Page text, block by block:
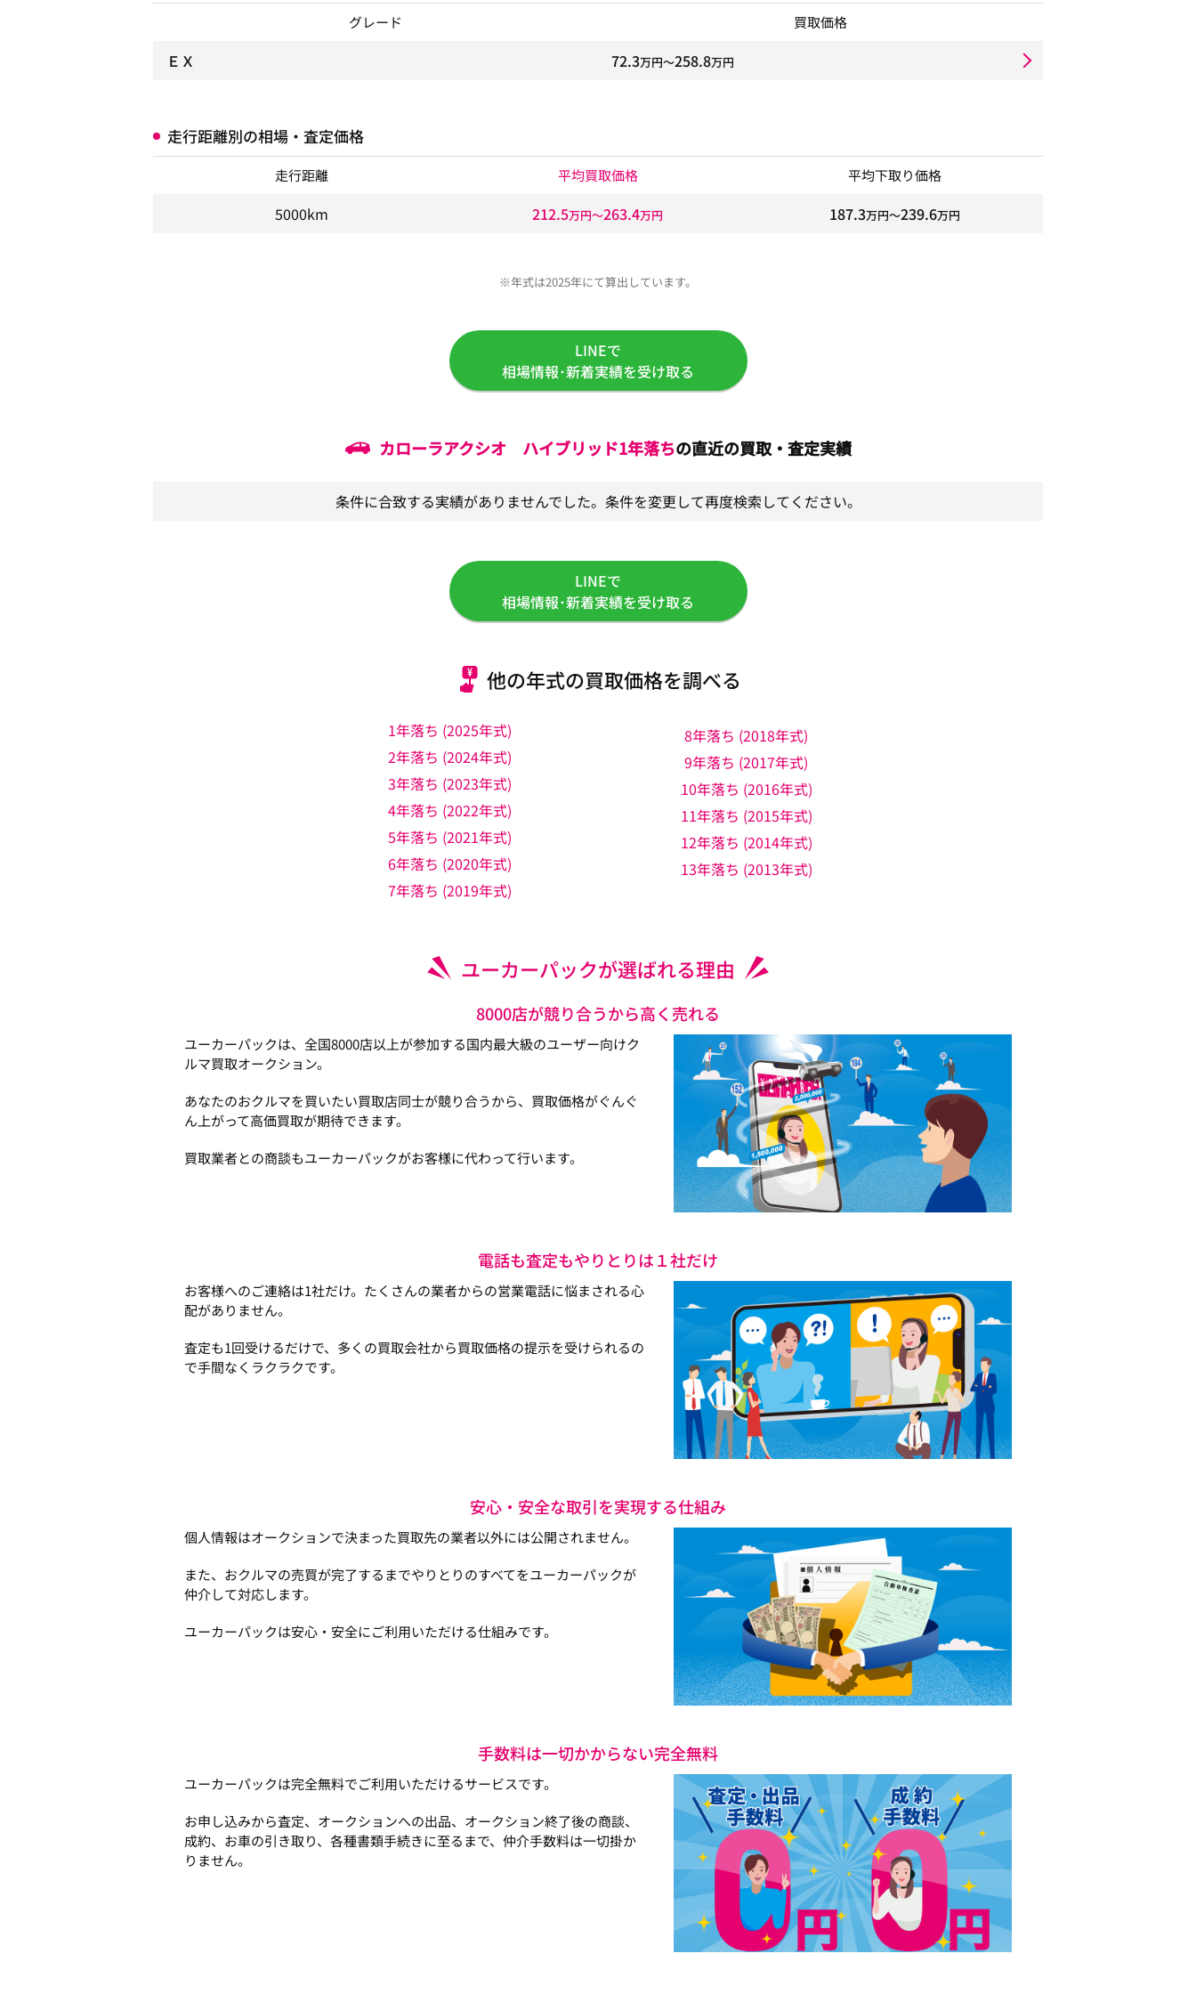
グレード 買取価格
ＥＸ 72.3万円〜258.8万円
走行距離別の相場・査定価格
走行距離 平均買取価格 平均下取り価格
5000km 212.5万円〜263.4万円 187.3万円〜239.6万円
※年式は2025年にて算出しています。
LINEで
相場情報･新着実績を受け取る
カローラアクシオ ハイブリッド1年落ちの直近の買取・査定実績
条件に合致する実績がありませんでした。条件を変更して再度検索してください。
LINEで
相場情報･新着実績を受け取る
他の年式の買取価格を調べる
1年落ち (2025年式)
2年落ち (2024年式)
3年落ち (2023年式)
4年落ち (2022年式)
5年落ち (2021年式)
6年落ち (2020年式)
7年落ち (2019年式)
8年落ち (2018年式)
9年落ち (2017年式)
10年落ち (2016年式)
11年落ち (2015年式)
12年落ち (2014年式)
13年落ち (2013年式)
ユーカーパックが選ばれる理由
8000店が競り合うから高く売れる
ユーカーパックは、全国8000店以上が参加する国内最大級のユーザー向けク
ルマ買取オークション。
あなたのおクルマを買いたい買取店同士が競り合うから、買取価格がぐんぐ
ん上がって高価買取が期待できます。
買取業者との商談もユーカーパックがお客様に代わって行います。
電話も査定もやりとりは１社だけ
お客様へのご連絡は1社だけ。たくさんの業者からの営業電話に悩まされる心
配がありません。
査定も1回受けるだけで、多くの買取会社から買取価格の提示を受けられるの
で手間なくラクラクです。
安心・安全な取引を実現する仕組み
個人情報はオークションで決まった買取先の業者以外には公開されません。
また、おクルマの売買が完了するまでやりとりのすべてをユーカーパックが
仲介して対応します。
ユーカーパックは安心・安全にご利用いただける仕組みです。
手数料は一切かからない完全無料
ユーカーパックは完全無料でご利用いただけるサービスです。
お申し込みから査定、オークションへの出品、オークション終了後の商談、
成約、お車の引き取り、各種書類手続きに至るまで、仲介手数料は一切掛か
りません。